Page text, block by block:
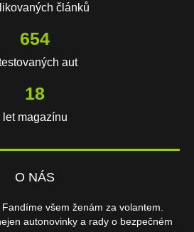
článků
654
aut
18
let magazínu
O NÁS
všem ženám za volantem.
autonovinky a rady o bezpečném